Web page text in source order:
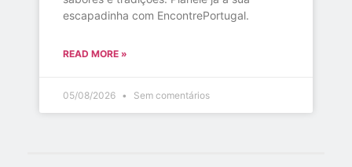
escapadinha com EncontrePortugal.
READ MORE »
05/08/2026 Sem comentários